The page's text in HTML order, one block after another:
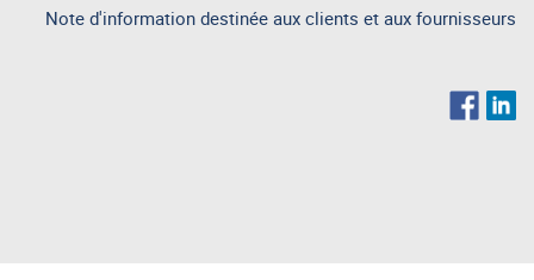
Note d'information destinée aux clients et aux fournisseurs